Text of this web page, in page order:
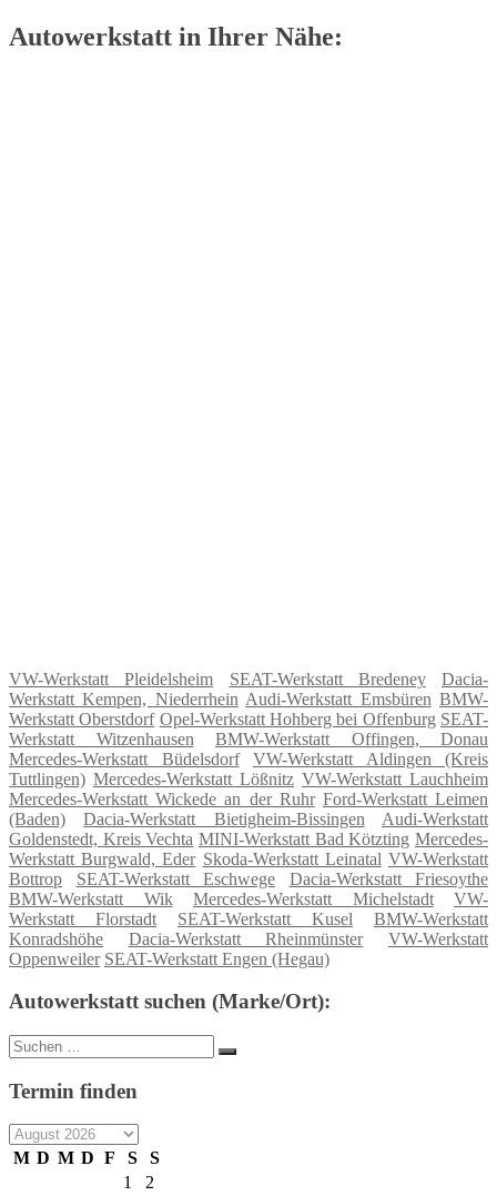
Autowerkstatt in Ihrer Nähe:
VW-Werkstatt Pleidelsheim SEAT-Werkstatt Bredeney
Dacia-
Werkstatt Kempen, Niederrhein Audi-Werkstatt Emsbüren BMW-
Werkstatt Oberstdorf Opel-Werkstatt Hohberg bei Offenburg SEAT-
Werkstatt Witzenhausen
BMW-Werkstatt Offingen, Donau
Mercedes-Werkstatt Büdelsdorf
VW-Werkstatt Aldingen (Kreis
Tuttlingen) Mercedes-Werkstatt Lößnitz VW-Werkstatt Lauchheim
Mercedes-Werkstatt Wickede an der Ruhr Ford-Werkstatt Leimen
(Baden)
Dacia-Werkstatt Bietigheim-Bissingen
Audi-Werkstatt
Goldenstedt, Kreis Vechta MINI-Werkstatt Bad Kötzting Mercedes-
Werkstatt Burgwald, Eder Skoda-Werkstatt Leinatal VW-Werkstatt
Bottrop
SEAT-Werkstatt Eschwege
Dacia-Werkstatt Friesoythe
BMW-Werkstatt Wik
Mercedes-Werkstatt Michelstadt
VW-
Werkstatt Florstadt
SEAT-Werkstatt Kusel
BMW-Werkstatt
Konradshöhe
Dacia-Werkstatt Rheinmünster
VW-Werkstatt
Oppenweiler SEAT-Werkstatt Engen (Hegau)
Autowerkstatt suchen (Marke/Ort):
Suche
nach:
Suchen
Termin finden
M D M D F S
S
1
2